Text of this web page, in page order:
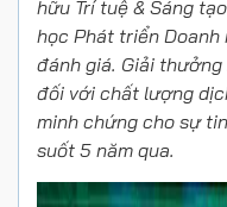
hữu Trí tuệ & Sáng tạo
học Phát triển Doanh
đánh giá. Giải
đối với chất lượng
minh chứng cho sự
suốt 5 năm qua.